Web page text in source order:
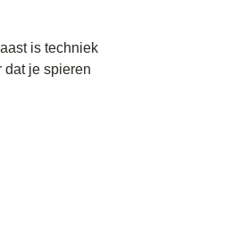
is techniek
dat je spieren